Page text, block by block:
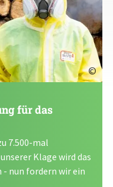
©
für das
7.500-mal
Klage wird das
nun fordern wir ein